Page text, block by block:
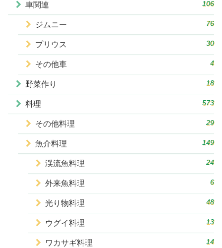
車関連 106
ジムニー 76
プリウス 30
その他車 4
野菜作り 18
料理 573
その他料理 29
魚介料理 149
渓流魚料理 24
外来魚料理 6
光り物料理 48
ウグイ料理 13
ワカサギ料理 14